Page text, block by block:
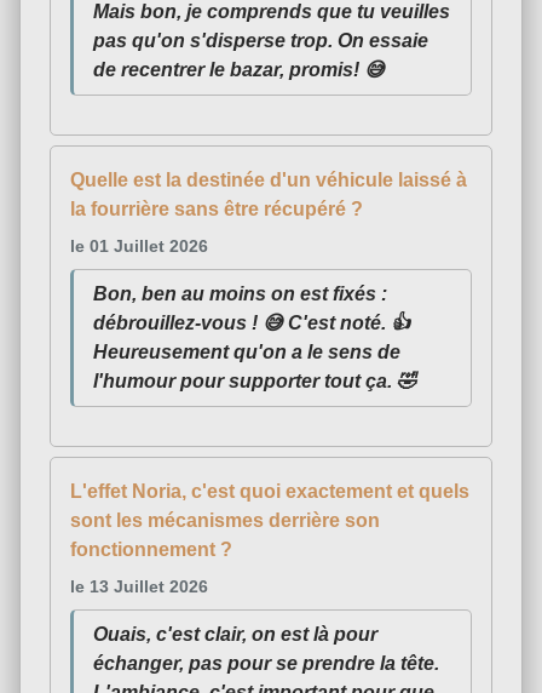
Mais bon, je comprends que tu veuilles
pas qu'on s'disperse trop. On essaie
de recentrer le bazar, promis! 😅
Quelle est la destinée d'un véhicule laissé à
la fourrière sans être récupéré ?
le 01 Juillet 2026
Bon, ben au moins on est fixés :
débrouillez-vous ! 😅 C'est noté. 👍
Heureusement qu'on a le sens de
l'humour pour supporter tout ça. 🤣
L'effet Noria, c'est quoi exactement et quels
sont les mécanismes derrière son
fonctionnement ?
le 13 Juillet 2026
Ouais, c'est clair, on est là pour
échanger, pas pour se prendre la tête.